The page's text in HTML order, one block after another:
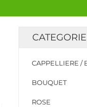
CATEGORIE
CAPPELLIERE /
BOUQUET
ROSE